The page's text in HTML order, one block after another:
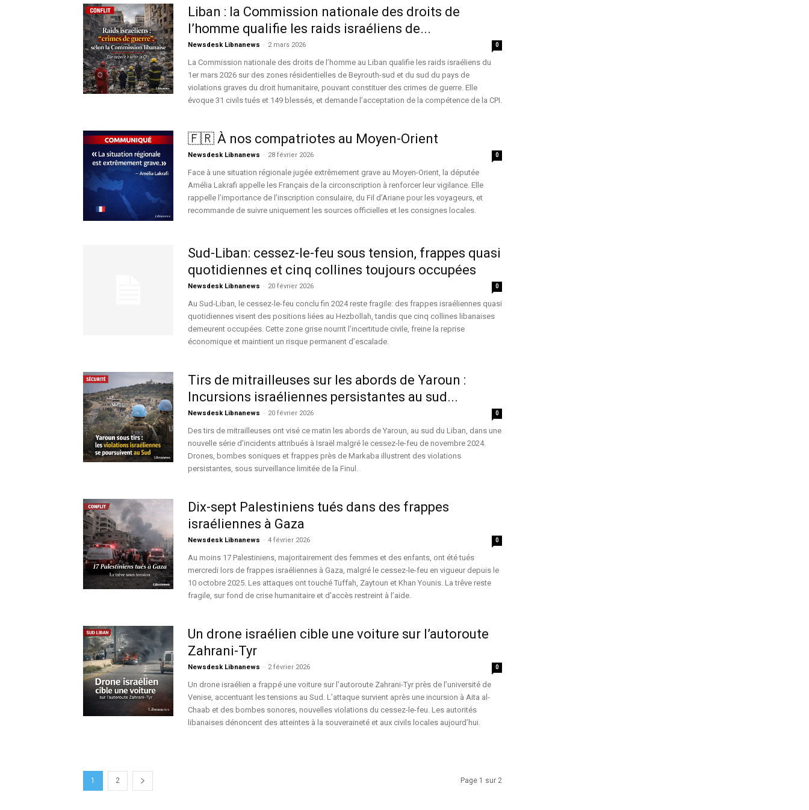
Liban : la Commission nationale des droits de
l’homme qualifie les raids israéliens de...
Newsdesk Libnanews - 2 mars 2026 0
La Commission nationale des droits de l’homme au Liban qualifie les raids israéliens du
1er mars 2026 sur des zones résidentielles de Beyrouth-sud et du sud du pays de
violations graves du droit humanitaire, pouvant constituer des crimes de guerre. Elle
évoque 31 civils tués et 149 blessés, et demande l’acceptation de la compétence de la CPI.
🇫🇷 À nos compatriotes au Moyen-Orient
Newsdesk Libnanews - 28 février 2026 0
Face à une situation régionale jugée extrêmement grave au Moyen-Orient, la députée
Amélia Lakrafi appelle les Français de la circonscription à renforcer leur vigilance. Elle
rappelle l’importance de l’inscription consulaire, du Fil d’Ariane pour les voyageurs, et
recommande de suivre uniquement les sources officielles et les consignes locales.
Sud-Liban: cessez-le-feu sous tension, frappes quasi
quotidiennes et cinq collines toujours occupées
Newsdesk Libnanews - 20 février 2026 0
Au Sud-Liban, le cessez-le-feu conclu fin 2024 reste fragile: des frappes israéliennes quasi
quotidiennes visent des positions liées au Hezbollah, tandis que cinq collines libanaises
demeurent occupées. Cette zone grise nourrit l’incertitude civile, freine la reprise
économique et maintient un risque permanent d’escalade.
Tirs de mitrailleuses sur les abords de Yaroun :
Incursions israéliennes persistantes au sud...
Newsdesk Libnanews - 20 février 2026 0
Des tirs de mitrailleuses ont visé ce matin les abords de Yaroun, au sud du Liban, dans une
nouvelle série d’incidents attribués à Israël malgré le cessez-le-feu de novembre 2024.
Drones, bombes soniques et frappes près de Markaba illustrent des violations
persistantes, sous surveillance limitée de la Finul.
Dix-sept Palestiniens tués dans des frappes
israéliennes à Gaza
Newsdesk Libnanews - 4 février 2026 0
Au moins 17 Palestiniens, majoritairement des femmes et des enfants, ont été tués
mercredi lors de frappes israéliennes à Gaza, malgré le cessez-le-feu en vigueur depuis le
10 octobre 2025. Les attaques ont touché Tuffah, Zaytoun et Khan Younis. La trêve reste
fragile, sur fond de crise humanitaire et d’accès restreint à l’aide.
Un drone israélien cible une voiture sur l’autoroute
Zahrani-Tyr
Newsdesk Libnanews - 2 février 2026 0
Un drone israélien a frappé une voiture sur l’autoroute Zahrani-Tyr près de l’université de
Venise, accentuant les tensions au Sud. L’attaque survient après une incursion à Aita al-
Chaab et des bombes sonores, nouvelles violations du cessez-le-feu. Les autorités
libanaises dénoncent des atteintes à la souveraineté et aux civils locales aujourd’hui.
1 2 Page 1 sur 2